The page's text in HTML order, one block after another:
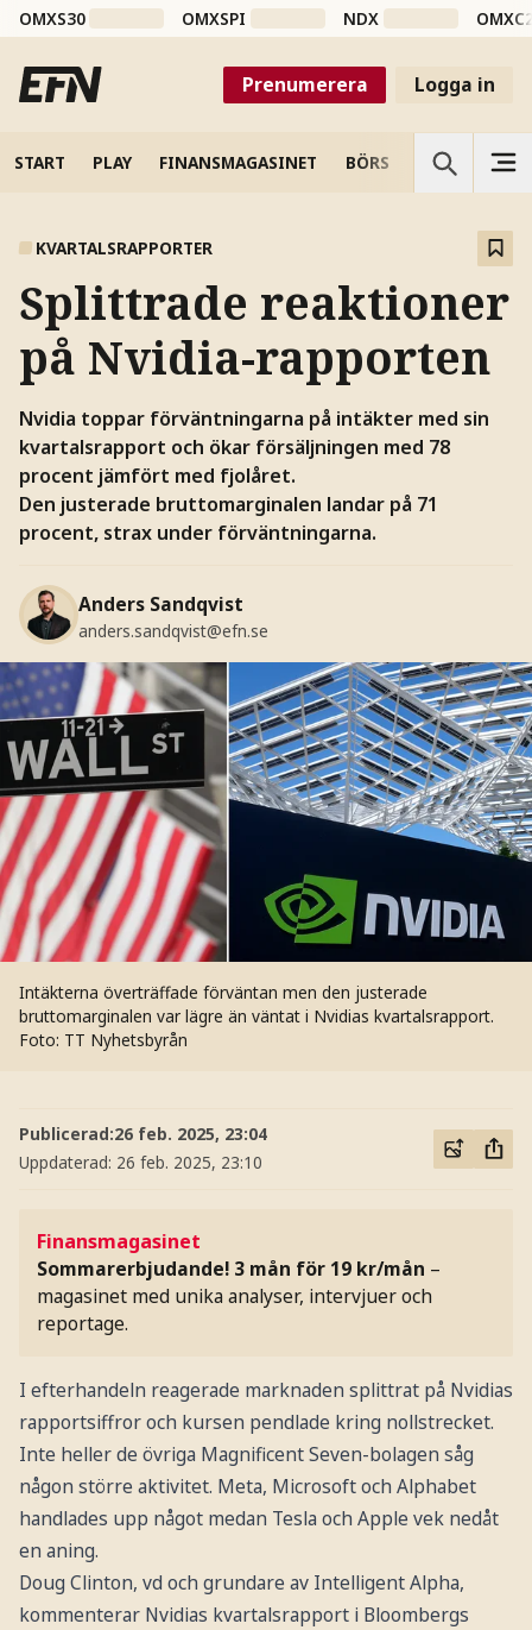
OMXS30 OMXSPI NDX
Prenumerera Logga in
START PLAY FINANSMAGASINET BÖRS VETENSKAP
KVARTALSRAPPORTER
Splittrade reaktioner
på Nvidia-rapporten
Nvidia toppar förväntningarna på intäkter med sin
kvartalsrapport och ökar försäljningen med 78
procent jämfört med fjolåret.
Den justerade bruttomarginalen landar på 71
procent, strax under förväntningarna.
Anders Sandqvist
anders.sandqvist@efn.se
Intäkterna överträffade förväntan men den justerade
bruttomarginalen var lägre än väntat i Nvidias kvartalsrapport.
Foto: TT Nyhetsbyrån
Publicerad:26 feb. 2025, 23:04
Uppdaterad: 26 feb. 2025, 23:10
Finansmagasinet
Sommarerbjudande! 3 mån för 19 kr/mån –
magasinet med unika analyser, intervjuer och
reportage.
I efterhandeln reagerade marknaden splittrat på Nvidias
rapportsiffror och kursen pendlade kring nollstrecket.
Inte heller de övriga Magnificent Seven-bolagen såg
någon större aktivitet. Meta, Microsoft och Alphabet
handlades upp något medan Tesla och Apple vek nedåt
en aning.
Doug Clinton, vd och grundare av Intelligent Alpha,
kommenterar Nvidias kvartalsrapport i Bloombergs